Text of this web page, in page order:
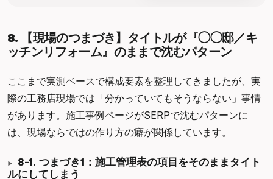
8. 【現場のつまづき】タイトルが『◯◯邸／キ
ッチンリフォーム』のままで沈むパターン
ここまで実測ベースで構成要素を整理してきましたが、実
際の工務店現場では「分かっていてもそうならない」事情
があります。施工事例ページがSERPで沈むパターンに
は、現場ならではの作り方の癖が関係しています。
8-1. つまづき1：施工管理表の項目をそのままタイト
ルにしてしまう